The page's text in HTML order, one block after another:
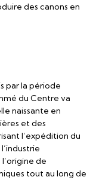
des canons en
par la période
du Centre va
naissante en
et des
l’expédition du
de
tout au long de